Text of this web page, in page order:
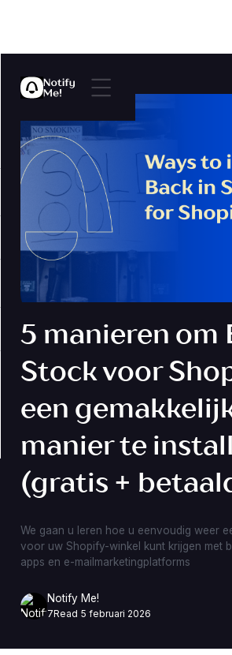
5 manieren om
Stock voor
een
manier te
(gratis +
We gaan u leren hoe u eenvoudig weer
voor uw Shopify-winkel kunt krijgen met
apps en e-mailmarketingplatforms
Notify Me!
7Read 5 februari 2026